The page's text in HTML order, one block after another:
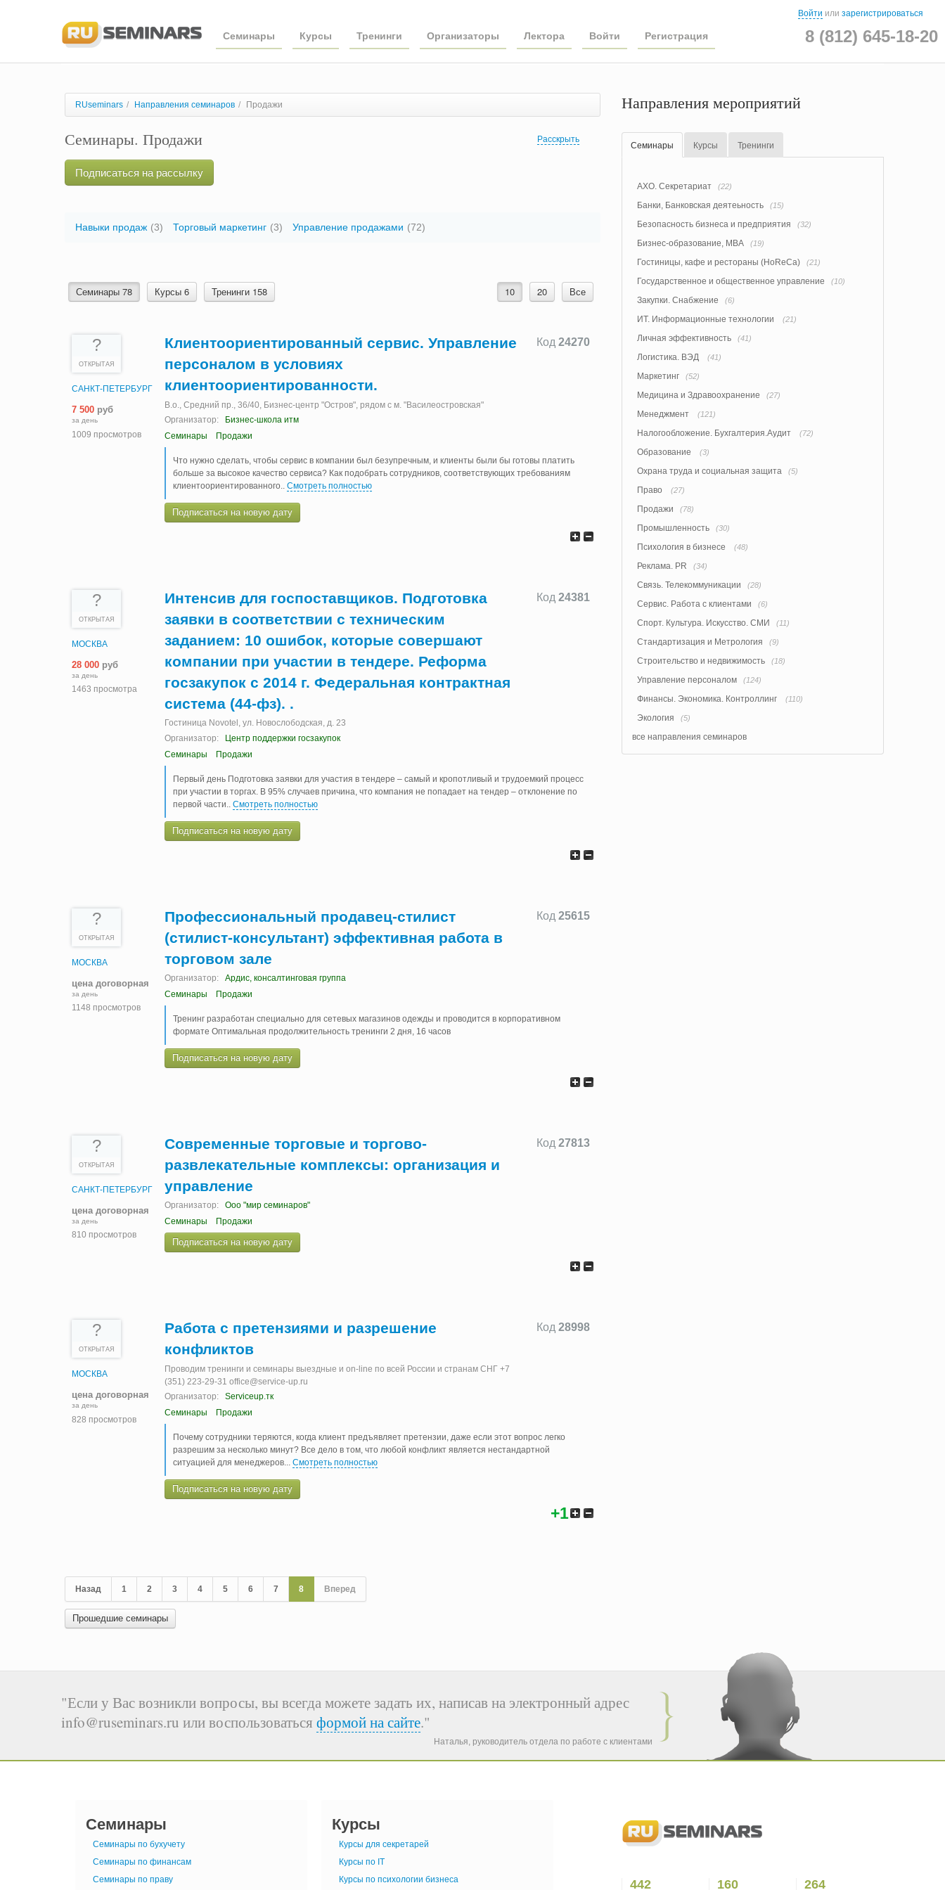
Семинары Курсы Тренинги Организаторы Лектора Войти Регистрация
Войти или зарегистрироваться
8 (812) 645-18-20
RUseminars / Направления семинаров / Продажи
Семинары. Продажи
Подписаться на рассылку
Расскрыть
Навыки продаж (3) Торговый маркетинг (3) Управление продажами (72)
Семинары 78 Курсы 6 Тренинги 158 10 20 Все
?
ОТКРЫТАЯ
САНКТ-ПЕТЕРБУРГ
7 500 руб
за день
1009 просмотров
Код 24270
Клиентоориентированный сервис. Управление
персоналом в условиях
клиентоориентированности.
В.о., Cредний пр., 36/40, Бизнес-центр "Остров", рядом с м. "Василеостровская"
Организатор:
Бизнес-школа итм
Семинары
Продажи
Что нужно сделать, чтобы сервис в компании был безупречным, и клиенты были бы готовы платить
больше за высокое качество сервиса? Как подобрать сотрудников, соответствующих требованиям
клиентоориентированного.. Смотреть полностью
Подписаться на новую дату
?
ОТКРЫТАЯ
МОСКВА
28 000 руб
за день
1463 просмотра
Код 24381
Интенсив для госпоставщиков. Подготовка
заявки в соответствии с техническим
заданием: 10 ошибок, которые совершают
компании при участии в тендере. Реформа
госзакупок с 2014 г. Федеральная контрактная
система (44-фз). .
Гостиница Novotel, ул. Новослободская, д. 23
Организатор:
Центр поддержки госзакупок
Семинары
Продажи
Первый день Подготовка заявки для участия в тендере – самый и кропотливый и трудоемкий процесс
при участии в торгах. В 95% случаев причина, что компания не попадает на тендер – отклонение по
первой части
Смотреть полностью
Подписаться на новую дату
?
ОТКРЫТАЯ
МОСКВА
цена договорная
за день
1148 просмотров
Код 25615
Профессиональный продавец-стилист
(стилист-консультант) эффективная работа в
торговом зале
Организатор:
Ардис, консалтинговая группа
Семинары
Продажи
Тренинг разработан специально для сетевых магазинов одежды и проводится в корпоративном
формате Оптимальная продолжительность тренинги 2 дня, 16 часов
Подписаться на новую дату
?
ОТКРЫТАЯ
САНКТ-ПЕТЕРБУРГ
цена договорная
за день
810 просмотров
Код 27813
Современные торговые и торгово-
развлекательные комплексы: организация и
управление
Организатор:
Ооо "мир семинаров"
Семинары
Продажи
Подписаться на новую дату
?
ОТКРЫТАЯ
МОСКВА
цена договорная
за день
828 просмотров
Код 28998
Работа с претензиями и разрешение
конфликтов
Проводим тренинги и семинары выездные и on-line по всей России и странам СНГ +7
(351) 223-29-31 office@service-up.ru
Организатор:
Serviceup.тк
Семинары
Продажи
Почему сотрудники теряются, когда клиент предъявляет претензии, даже если этот вопрос легко
разрешим за несколько минут? Все дело в том, что любой конфликт является нестандартной
ситуацией для менеджеров... Смотреть полностью
Подписаться на новую дату
+1
Назад 1 2 3 4 5 6 7 8 Вперед
Прошедшие семинары
Направления мероприятий
Семинары Курсы Тренинги
АХО. Секретариат (22)
Банки, Банковская деятеьность (15)
Безопасность бизнеса и предприятия (32)
Бизнес-образование, MBA (19)
Гостиницы, кафе и рестораны (HoReCa) (21)
Государственное и общественное управление (10)
Закупки. Снабжение (6)
ИТ. Информационные технологии (21)
Личная эффективность (41)
Логистика. ВЭД (41)
Маркетинг (52)
Медицина и Здравоохранение (27)
Менеджмент (121)
Налогообложение. Бухгалтерия.Аудит (72)
Образование (3)
Охрана труда и социальная защита (5)
Право (27)
Продажи (78)
Промышленность (30)
Психология в бизнесе (48)
Реклама. PR (34)
Связь. Телекоммуникации (28)
Сервис. Работа с клиентами (6)
Спорт. Культура. Искусство. СМИ (11)
Стандартизация и Метрология (9)
Строительство и недвижимость (18)
Управление персоналом (124)
Финансы. Экономика. Контроллинг (110)
Экология (5)
все направления семинаров
"Если у Вас возникли вопросы, вы всегда можете задать их, написав на электронный адрес
info@ruseminars.ru или воспользоваться формой на сайте."
Наталья, руководитель отдела по работе с клиентами
Семинары
Семинары по бухучету
Семинары по финансам
Семинары по праву
Курсы
Курсы для секретарей
Курсы по IT
Курсы по психологии бизнеса
442 160 264